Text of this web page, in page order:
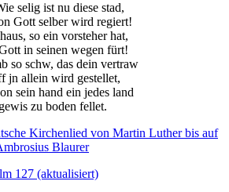
selig ist nu diese stad,
Gott selber wird regiert!
so ein vorsteher hat,
in seinen wegen fürt!
so schw, das dein vertraw
jn allein wird gestellet,
sein hand ein jedes land
gewis zu boden fellet.
Kirchenlied von Martin Luther bis auf
Blaurer
127 (aktualisiert)